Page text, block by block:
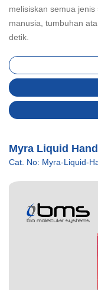
melisiskan semua
manusia, tumbuhan
detik.
Myra Liquid
Cat. No: Myra-Liquid-